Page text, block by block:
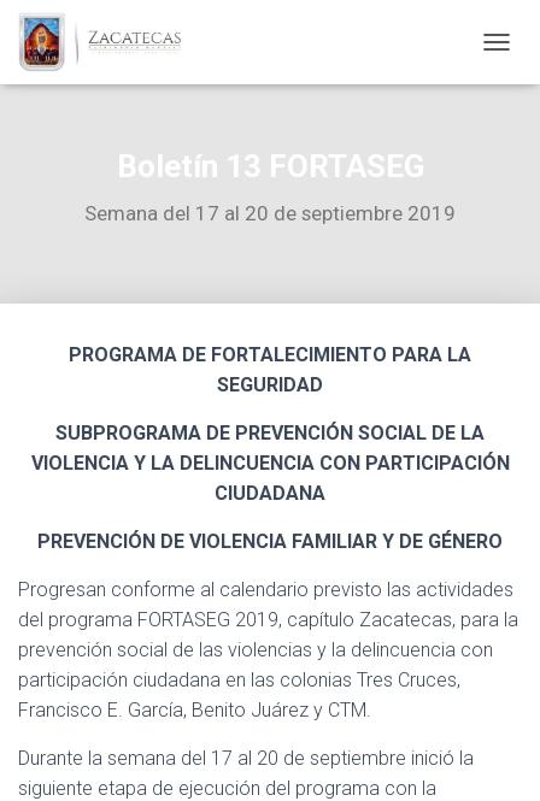
Boletín 13 FORTASEG
Semana del 17 al 20 de septiembre 2019
PROGRAMA DE FORTALECIMIENTO PARA LA
SEGURIDAD
SUBPROGRAMA DE PREVENCIÓN SOCIAL DE LA
VIOLENCIA Y LA DELINCUENCIA CON PARTICIPACIÓN
CIUDADANA
PREVENCIÓN DE VIOLENCIA FAMILIAR Y DE GÉNERO
Progresan conforme al calendario previsto las actividades
del programa FORTASEG 2019, capítulo Zacatecas, para la
prevención social de las violencias y la delincuencia con
participación ciudadana en las colonias Tres Cruces,
Francisco E. García, Benito Juárez y CTM.
Durante la semana del 17 al 20 de septiembre inició la
siguiente etapa de ejecución del programa con la